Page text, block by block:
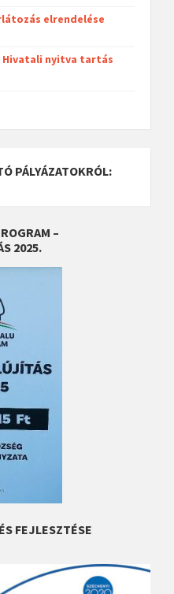
elrendelése
Hivatali nyitva tartás
PÁLYÁZATOKRÓL:
–
2025.
FEJLESZTÉSE